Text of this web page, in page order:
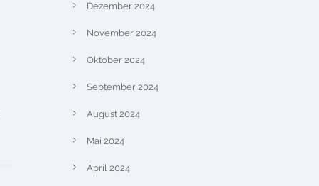
Dezember 2024
November 2024
Oktober 2024
September 2024
August 2024
Mai 2024
April 2024